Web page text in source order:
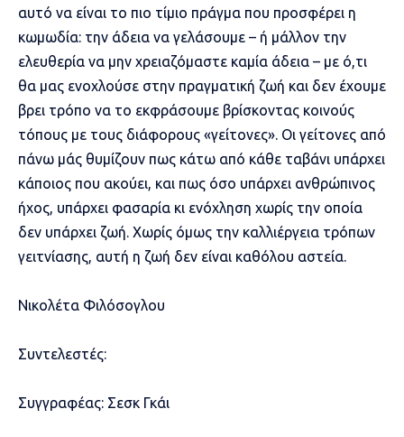
αυτό να είναι το πιο τίμιο πράγμα που προσφέρει η
κωμωδία: την άδεια να γελάσουμε – ή μάλλον την
ελευθερία να μην χρειαζόμαστε καμία άδεια – με ό,τι
θα μας ενοχλούσε στην πραγματική ζωή και δεν έχουμε
βρει τρόπο να το εκφράσουμε βρίσκοντας κοινούς
τόπους με τους διάφορους «γείτονες». Οι γείτονες από
πάνω μάς θυμίζουν πως κάτω από κάθε ταβάνι υπάρχει
κάποιος που ακούει, και πως όσο υπάρχει ανθρώπινος
ήχος, υπάρχει φασαρία κι ενόχληση χωρίς την οποία
δεν υπάρχει ζωή. Χωρίς όμως την καλλιέργεια τρόπων
γειτνίασης, αυτή η ζωή δεν είναι καθόλου αστεία.
Νικολέτα Φιλόσογλου
Συντελεστές:
Συγγραφέας: Σεσκ Γκάι